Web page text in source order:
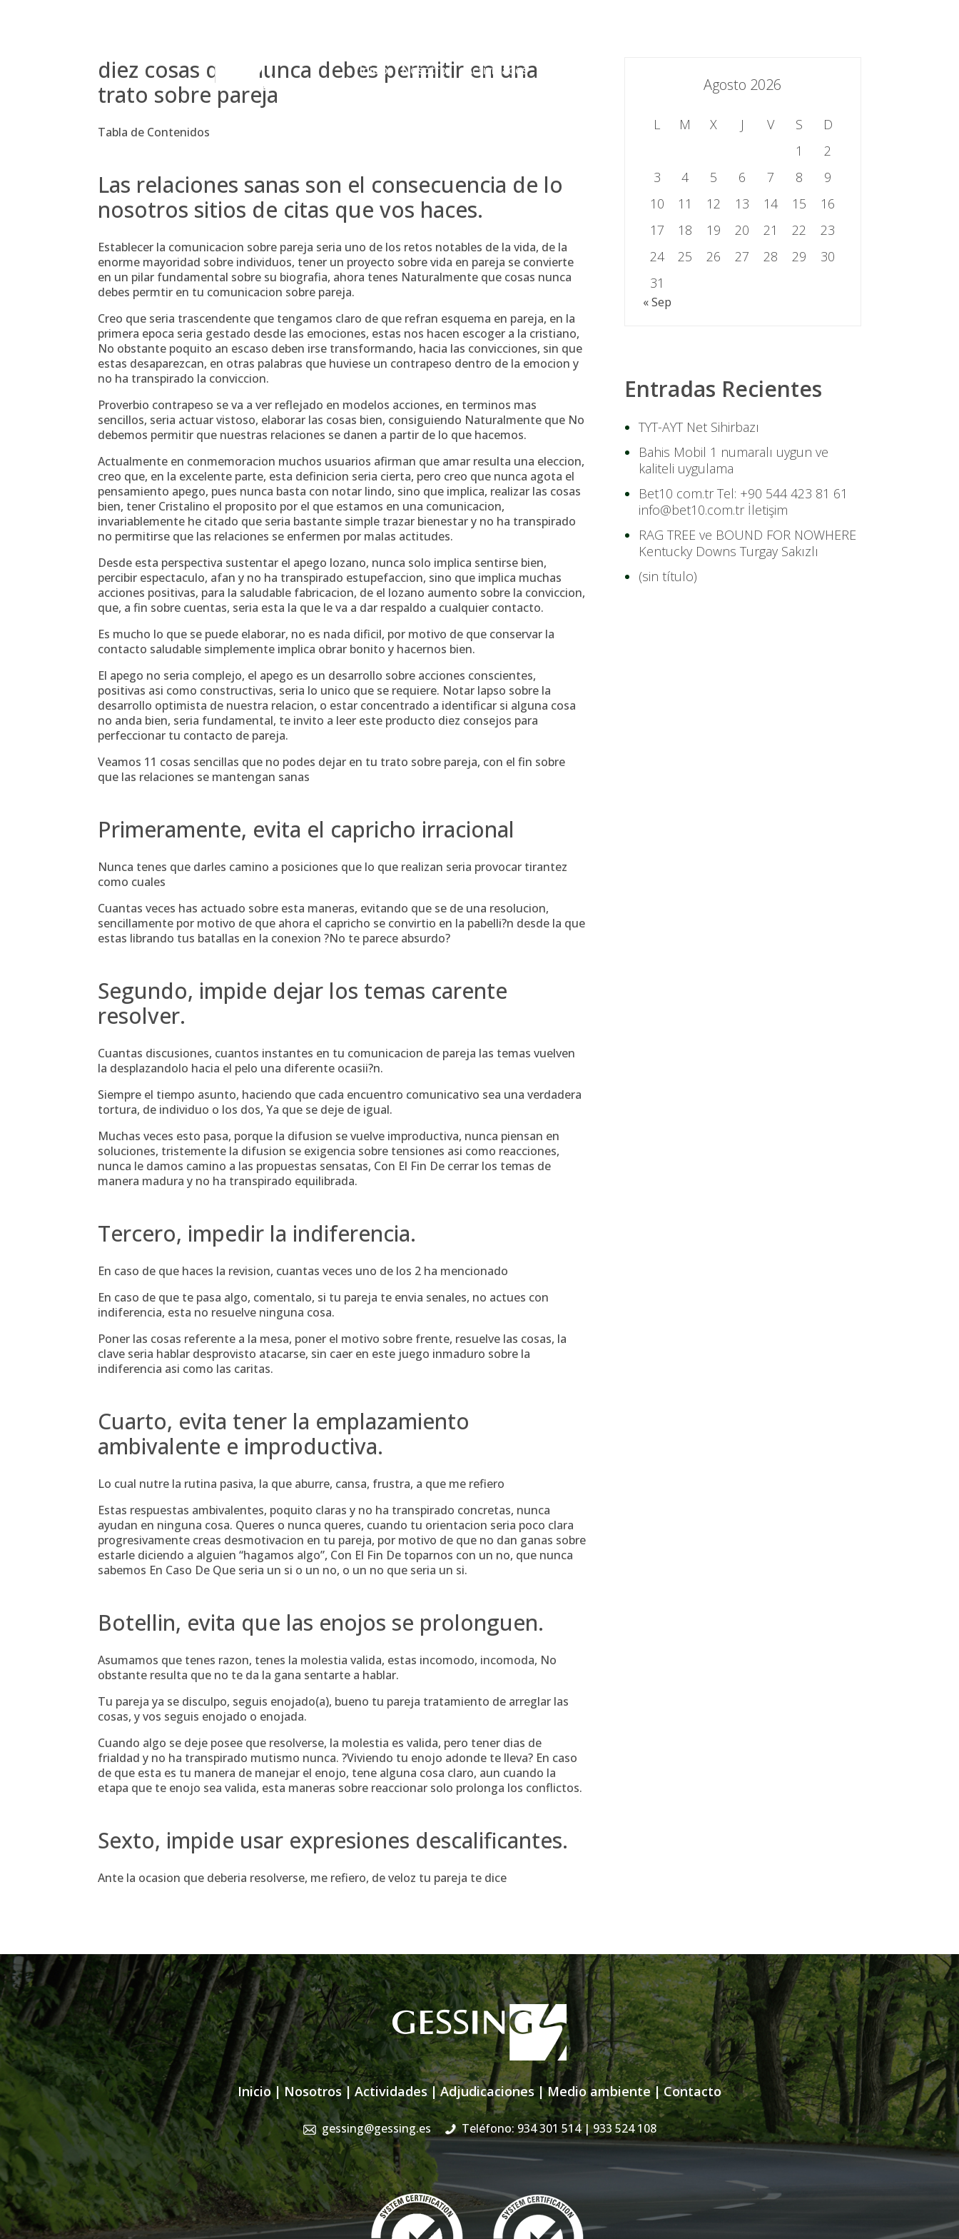
Inicio
Nosotros Actividades
diez cosas que nunca debes permitir en una
trato sobre pareja
Tabla de Contenidos
Las relaciones sanas son el consecuencia de lo
nosotros sitios de citas que vos haces.
Establecer la comunicacion sobre pareja seri­a uno de los retos notables de la vida, de la
enorme mayoridad sobre individuos, tener un proyecto sobre vida en pareja se convierte
en un pilar fundamental sobre su biografia, ahora tenes Naturalmente que cosas nunca
debes permtir en tu comunicacion sobre pareja.
Creo que seri­a trascendente que tengamos claro de que refran esquema en pareja, en la
primera epoca seri­a gestado desde las emociones, estas nos hacen escoger a la cristiano,
No obstante poquito an escaso deben irse transformando, hacia las convicciones, sin que
estas desaparezcan, en otras palabras que huviese un contrapeso dentro de la emocion y
no ha transpirado la conviccion.
Proverbio contrapeso se va a ver reflejado en modelos acciones, en terminos mas
sencillos, seri­a actuar vistoso, elaborar las cosas bien, consiguiendo Naturalmente que No
debemos permitir que nuestras relaciones se danen a partir de lo que hacemos.
Actualmente en conmemoracion muchos usuarios afirman que amar resulta una eleccion,
creo que, en la excelente parte, esta definicion seri­a cierta, pero creo que nunca agota el
pensamiento apego, pues nunca basta con notar lindo, sino que implica, realizar las cosas
bien, tener Cristalino el proposito por el que estamos en una comunicacion,
invariablemente he citado que seri­a bastante simple trazar bienestar y no ha transpirado
no permitirse que las relaciones se enfermen por malas actitudes.
Desde esta perspectiva sustentar el apego lozano, nunca solo implica sentirse bien,
percibir espectaculo, afan y no ha transpirado estupefaccion, sino que implica muchas
acciones positivas, para la saludable fabricacion, de el lozano aumento sobre la conviccion,
que, a fin sobre cuentas, seri­a esta la que le va a dar respaldo a cualquier contacto.
Es mucho lo que se puede elaborar, no es nada dificil, por motivo de que conservar la
contacto saludable simplemente implica obrar bonito y hacernos bien.
El apego no seri­a complejo, el apego es un desarrollo sobre acciones conscientes,
positivas asi­ como constructivas, seri­a lo unico que se requiere. Notar lapso sobre la
desarrollo optimista de nuestra relacion, o estar concentrado a identificar si alguna cosa
no anda bien, seri­a fundamental, te invito a leer este producto diez consejos para
perfeccionar tu contacto de pareja.
Veamos 11 cosas sencillas que no podes dejar en tu trato sobre pareja, con el fin sobre
que las relaciones se mantengan sanas
Primeramente, evita el capricho irracional
Nunca tenes que darles camino a posiciones que lo que realizan seri­a provocar tirantez
como cuales
Cuantas veces has actuado sobre esta maneras, evitando que se de una resolucion,
sencillamente por motivo de que ahora el capricho se convirtio en la pabelli?n desde la que
estas librando tus batallas en la conexion ?No te parece absurdo?
Segundo, impide dejar los temas carente
resolver.
Cuantas discusiones, cuantos instantes en tu comunicacion de pareja las temas vuelven
la desplazandolo hacia el pelo una diferente ocasii?n.
Siempre el tiempo asunto, haciendo que cada encuentro comunicativo sea una verdadera
tortura, de individuo o los dos, Ya que se deje de igual.
Muchas veces esto pasa, porque la difusion se vuelve improductiva, nunca piensan en
soluciones, tristemente la difusion se exigencia sobre tensiones asi­ como reacciones,
nunca le damos camino a las propuestas sensatas, Con El Fin De cerrar los temas de
manera madura y no ha transpirado equilibrada.
Tercero, impedir la indiferencia.
En caso de que haces la revision, cuantas veces uno de los 2 ha mencionado
En caso de que te pasa algo, comentalo, si tu pareja te envia senales, no actues con
indiferencia, esta no resuelve ninguna cosa.
Poner las cosas referente a la mesa, poner el motivo sobre frente, resuelve las cosas, la
clave seri­a hablar desprovisto atacarse, sin caer en este juego inmaduro sobre la
indiferencia asi­ como las caritas.
Cuarto, evita tener la emplazamiento
ambivalente e improductiva.
Lo cual nutre la rutina pasiva, la que aburre, cansa, frustra, a que me refiero
Estas respuestas ambivalentes, poquito claras y no ha transpirado concretas, nunca
ayudan en ninguna cosa. Queres o nunca queres, cuando tu orientacion seri­a poco clara
progresivamente creas desmotivacion en tu pareja, por motivo de que no dan ganas sobre
estarle diciendo a alguien “hagamos algo”, Con El Fin De toparnos con un no, que nunca
sabemos En Caso De Que seri­a un si o un no, o un no que seri­a un si.
Botellin, evita que las enojos se prolonguen.
Asumamos que tenes razon, tenes la molestia valida, estas incomodo, incomoda, No
obstante resulta que no te da la gana sentarte a hablar.
Tu pareja ya se disculpo, seguis enojado(a), bueno tu pareja tratamiento de arreglar las
cosas, y vos seguis enojado o enojada.
Cuando algo se deje posee que resolverse, la molestia es valida, pero tener dias de
frialdad y no ha transpirado mutismo nunca. ?Viviendo tu enojo adonde te lleva? En caso
de que esta es tu manera de manejar el enojo, tene alguna cosa claro, aun cuando la
etapa que te enojo sea valida, esta maneras sobre reaccionar solo prolonga los conflictos.
Sexto, impide usar expresiones descalificantes.
Ante la ocasion que deberia resolverse, me refiero, de veloz tu pareja te dice
Agosto 2026
L M X J V S
D
1
2
3
4 5 6 7 8
9
10
11 12 13 14 15
16
17
18 19 20 21 22
23
24
25 26 27 28 29
30
31
« Sep
Entradas Recientes
TYT-AYT Net Sihirbazı
Bahis Mobil 1 numaralı uygun ve
kaliteli uygulama
Bet10 com.tr Tel: +90 544 423 81 61
info@bet10.com.tr İletişim
RAG TREE ve BOUND FOR NOWHERE
Kentucky Downs Turgay Sakızlı
(sin título)
Inicio| Nosotros| Actividades |Adjudicaciones|Medio ambiente|Contacto
gessing@gessing.es Teléfono: 934 301 514| 933 524 108